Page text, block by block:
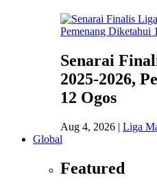
Senarai
2025-2026,
12 Ogos
Aug 4, 2026 | Liga
Global
Featured